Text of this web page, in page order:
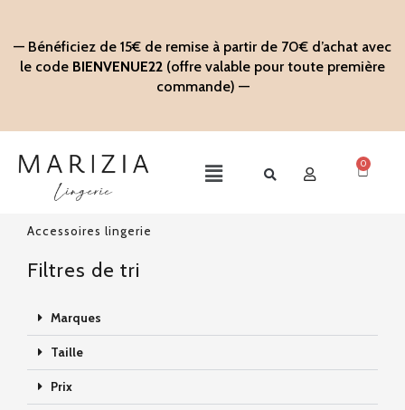
contenu
— Bénéficiez de 15€ de remise à partir de 70€ d’achat avec
le code BIENVENUE22 (offre valable pour toute première
commande) —
Main
0
Panier
Accessoires lingerie
Filtres de tri
Marques
Taille
Prix